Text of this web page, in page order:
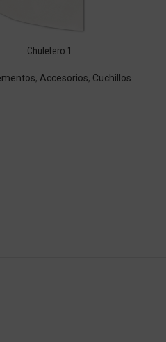
Chuletero 1
, Accesorios, Cuchillos